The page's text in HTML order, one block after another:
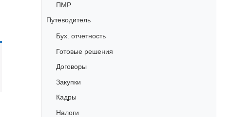
ПМР
Путеводитель
Бух. отчетность
Готовые решения
Договоры
Закупки
Кадры
Налоги